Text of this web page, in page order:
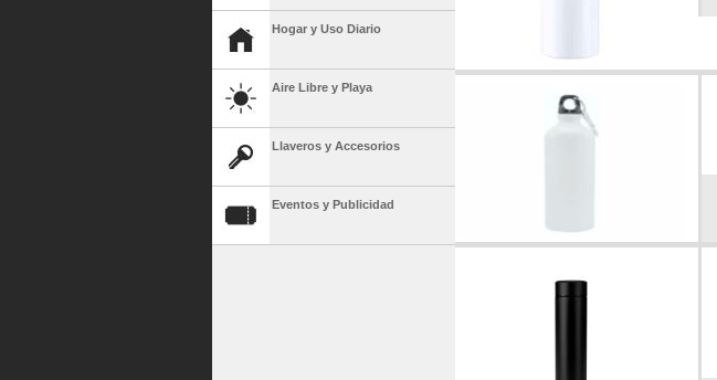
Hogar y Uso Diario
Aire Libre y Playa
Llaveros y Accesorios
Eventos y Publicidad